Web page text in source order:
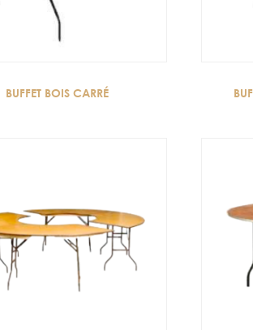
BUFFET BOIS CARRÉ